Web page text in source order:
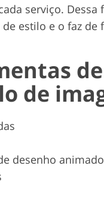
serviço. Dessa
estilo e o faz de
de
de
desenho animado